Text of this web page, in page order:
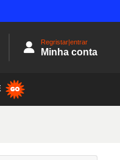
Regristar|entrar
Minha conta